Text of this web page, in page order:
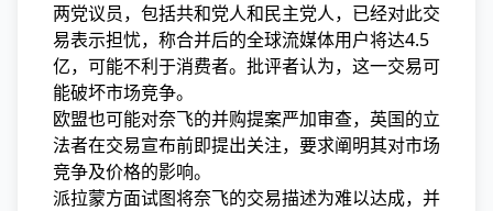
两党议员，包括共和党人和民主党人，已经对此交
易表示担忧，称合并后的全球流媒体用户将达4.5
亿，可能不利于消费者。批评者认为，这一交易可
能破坏市场竞争。
欧盟也可能对奈飞的并购提案严加审查，英国的立
法者在交易宣布前即提出关注，要求阐明其对市场
竞争及价格的影响。
派拉蒙方面试图将奈飞的交易描述为难以达成，并